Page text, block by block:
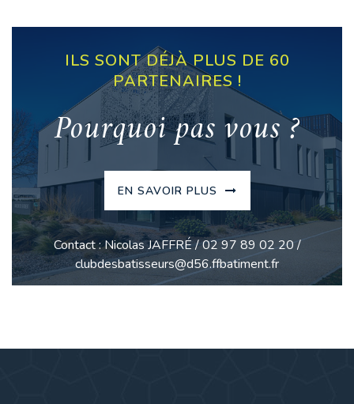
ILS SONT DÉJÀ PLUS DE 60
PARTENAIRES !
Pourquoi pas vous ?
EN SAVOIR PLUS
Contact : Nicolas JAFFRÉ / 02 97 89 02 20 /
clubdesbatisseurs@d56.ffbatiment.fr